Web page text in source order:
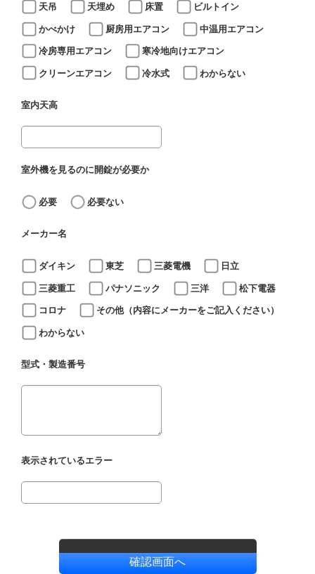
天吊
天埋め 床置
ビルトイン
かべかけ
厨房用エアコン
中温用エアコン
冷房専用エアコン
寒冷地向けエアコン
クリーンエアコン
冷水式 わからない
室内天高
室外機を見るのに開錠が必要か
必要 必要ない
メーカー名
ダイキン 東芝 三菱電機
日立
三菱重工
パナソニック 三洋
松下電器
コロナ
その他（内容にメーカーをご記入ください）
わからない
型式・製造番号
表示されているエラー
確認画面へ